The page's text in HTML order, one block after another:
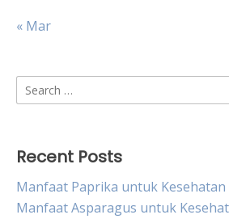
« Mar
Search
for:
Recent Posts
Manfaat Paprika untuk
Manfaat Asparagus untuk